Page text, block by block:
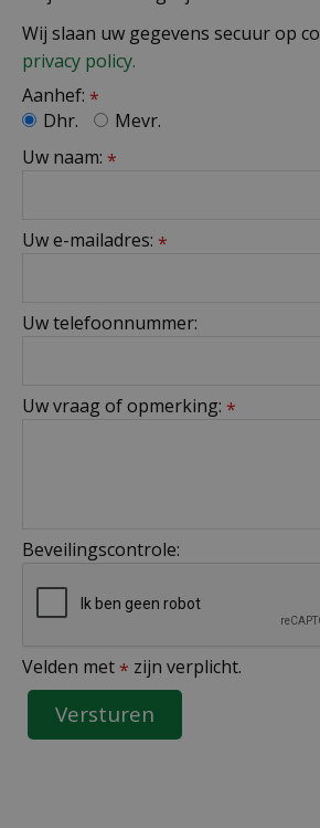
Wij slaan uw gegevens secuur op
privacy policy.
Aanhef: *
Dhr.
Mevr.
Uw naam: *
Uw e-mailadres: *
Uw telefoonnummer:
Uw vraag of opmerking: *
Beveilingscontrole:
Velden met * zijn verplicht.